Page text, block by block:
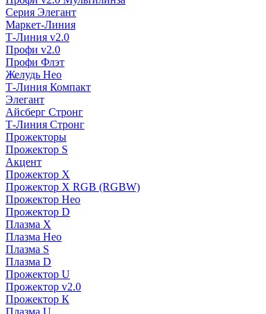
Серия Элегант
Маркет-Линия
Т-Линия v2.0
Профи v2.0
Профи Флэт
Желудь Нео
Т-Линия Компакт
Элегант
Айсберг Стронг
Т-Линия Стронг
Прожекторы
Прожектор S
Акцент
Прожектор X
Прожектор Х RGB (RGBW)
Прожектор Нео
Прожектор D
Плазма X
Плазма Нео
Плазма S
Плазма D
Прожектор U
Прожектор v2.0
Прожектор К
Плазма U